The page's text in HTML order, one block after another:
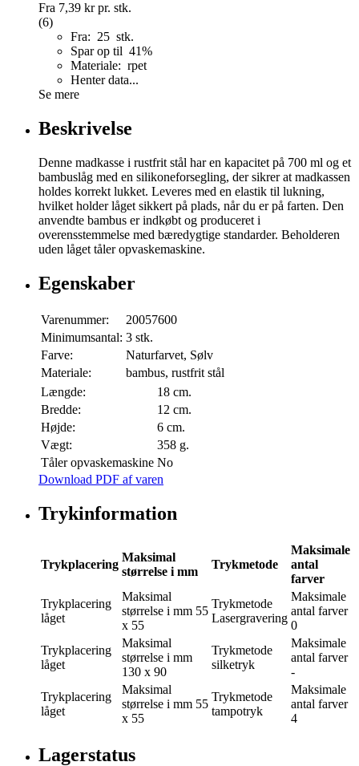
Fra 7,39 krpr. stk.
(6)
Fra: 25 stk.
Spar op til 41%
Materiale: rpet
Henter data...
Se mere
Beskrivelse
Denne madkasse i rustfrit stål har en kapacitet på 700 ml og et
bambuslåg med en silikoneforsegling, der sikrer at madkassen
holdes korrekt lukket. Leveres med en elastik til lukning,
hvilket holder låget sikkert på plads, når du er på farten. Den
anvendte bambus er indkøbt og produceret i
overensstemmelse med bæredygtige standarder. Beholderen
uden låget tåler opvaskemaskine.
Egenskaber
Varenummer:
20057600
Minimumsantal: 3 stk.
Farve:
Naturfarvet, Sølv
Materiale:
bambus, rustfrit stål
Længde:
18 cm.
Bredde:
12 cm.
Højde:
6 cm.
Vægt:
358 g.
Tåler opvaskemaskine No
Download PDF af varen
Trykinformation
Trykplacering
Maksimal
størrelse i mm
Trykmetode
Maksimale
antal
farver
Trykplacering
låget
Maksimal
størrelse i mm 55
x 55
Trykmetode
Lasergravering
Maksimale
antal farver
0
Trykplacering
låget
Maksimal
størrelse i mm
130 x 90
Trykmetode
silketryk
Maksimale
antal farver
-
Trykplacering
låget
Maksimal
størrelse i mm 55
x 55
Trykmetode
tampotryk
Maksimale
antal farver
4
Lagerstatus